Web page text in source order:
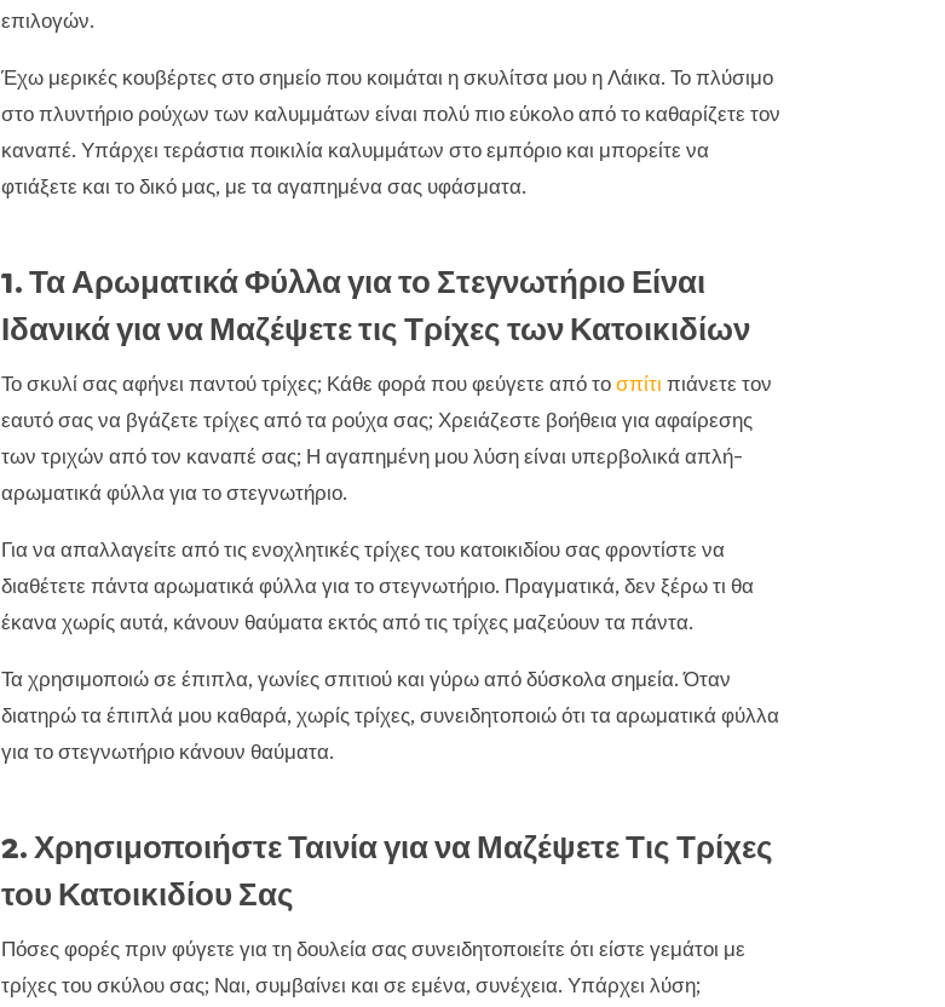
επιλογών.
Έχω μερικές κουβέρτες στο σημείο που κοιμάται η σκυλίτσα μου η Λάικα. Το πλύσιμο
στο πλυντήριο ρούχων των καλυμμάτων είναι πολύ πιο εύκολο από το καθαρίζετε τον
καναπέ. Υπάρχει τεράστια ποικιλία καλυμμάτων στο εμπόριο και μπορείτε να
φτιάξετε και το δικό μας, με τα αγαπημένα σας υφάσματα.
1. Τα Αρωματικά Φύλλα για το Στεγνωτήριο Είναι
Ιδανικά για να Μαζέψετε τις Τρίχες των Κατοικιδίων
Το σκυλί σας αφήνει παντού τρίχες; Κάθε φορά που φεύγετε από τοσπίτι πιάνετε τον
εαυτό σας να βγάζετε τρίχες από τα ρούχα σας; Χρειάζεστε βοήθεια για αφαίρεσης
των τριχών από τον καναπέ σας; Η αγαπημένη μου λύση είναι υπερβολικά απλή-
αρωματικά φύλλα για το στεγνωτήριο.
Για να απαλλαγείτε από τις ενοχλητικές τρίχες του κατοικιδίου σας φροντίστε να
διαθέτετε πάντα αρωματικά φύλλα για το στεγνωτήριο. Πραγματικά, δεν ξέρω τι θα
έκανα χωρίς αυτά, κάνουν θαύματα εκτός από τις τρίχες μαζεύουν τα πάντα.
Τα χρησιμοποιώ σε έπιπλα, γωνίες σπιτιού και γύρω από δύσκολα σημεία. Όταν
διατηρώ τα έπιπλά μου καθαρά, χωρίς τρίχες, συνειδητοποιώ ότι τα αρωματικά φύλλα
για το στεγνωτήριο κάνουν θαύματα.
2. Χρησιμοποιήστε Ταινία για να Μαζέψετε Τις Τρίχες
του Κατοικιδίου Σας
Πόσες φορές πριν φύγετε για τη δουλεία σας συνειδητοποιείτε ότι είστε γεμάτοι με
τρίχες του σκύλου σας; Ναι, συμβαίνει και σε εμένα, συνέχεια. Υπάρχει λύση;